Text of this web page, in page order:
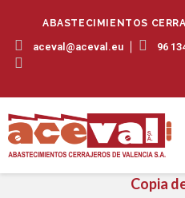
ABASTECIMIENTOS
aceval@aceval.eu 96
Copia